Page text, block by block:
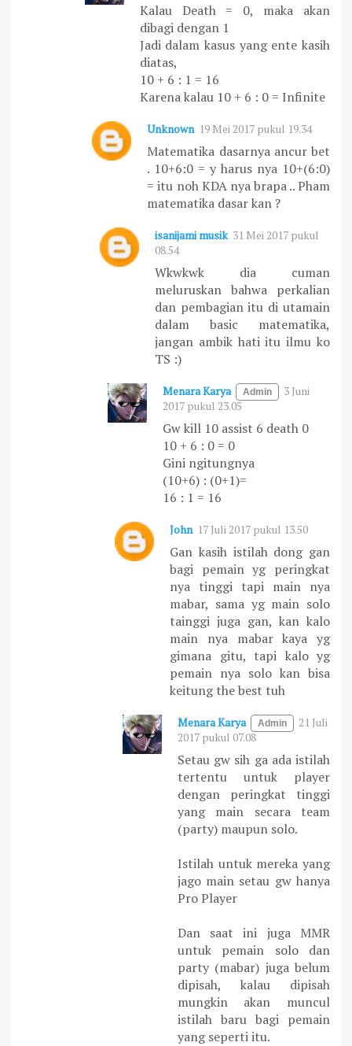
Kalau Death = 0, maka akan
dibagi dengan 1
Jadi dalam kasus yang ente kasih
diatas,
10 + 6 : 1 = 16
Karena kalau 10 + 6 : 0 = Infinite
Unknown 19 Mei 2017 pukul 19.34
Matematika dasarnya ancur bet
. 10+6:0 = y harus nya 10+(6:0)
= itu noh KDA nya brapa .. Pham
matematika dasar kan ?
isanijami musik 31 Mei 2017 pukul
08.54
Wkwkwk dia cuman
meluruskan bahwa perkalian
dan pembagian itu di utamain
dalam basic matematika,
jangan ambik hati itu ilmu ko
TS :)
Menara Karya
3 Juni
2017 pukul 23.05
Gw kill 10 assist 6 death 0
10 + 6 : 0 = 0
Gini ngitungnya
(10+6) : (0+1)=
16 : 1 = 16
John 17 Juli 2017 pukul 13.50
Gan kasih istilah dong gan
bagi pemain yg peringkat
nya tinggi tapi main nya
mabar, sama yg main solo
tainggi juga gan, kan kalo
main nya mabar kaya yg
gimana gitu, tapi kalo yg
pemain nya solo kan bisa
keitung the best tuh
Menara Karya
21 Juli
2017 pukul 07.08
Setau gw sih ga ada istilah
tertentu untuk player
dengan peringkat tinggi
yang main secara team
(party) maupun solo.
Istilah untuk mereka yang
jago main setau gw hanya
Pro Player
Dan saat ini juga MMR
untuk pemain solo dan
party (mabar) juga belum
dipisah, kalau dipisah
mungkin akan muncul
istilah baru bagi pemain
yang seperti itu.